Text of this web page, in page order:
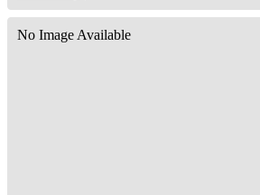
No Image Available